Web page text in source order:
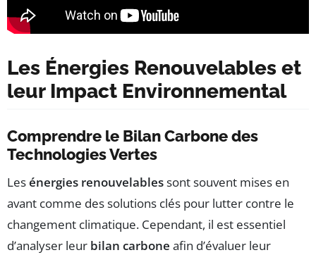
Les Énergies Renouvelables et
leur Impact Environnemental
Comprendre le Bilan Carbone des
Technologies Vertes
Lesénergies renouvelablessont souvent mises en
avant comme des solutions clés pour lutter contre le
changement climatique. Cependant, il est essentiel
d’analyser leur bilan carbone afin d’évaluer leur